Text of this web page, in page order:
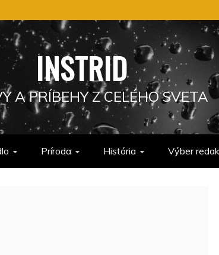
INSTRID
A PRÍBEHY Z CELÉHO SVETA
Príroda História Výber